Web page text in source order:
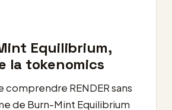
Equilibrium,
la tokenomics
RENDER sans
de Burn-Mint Equilibrium